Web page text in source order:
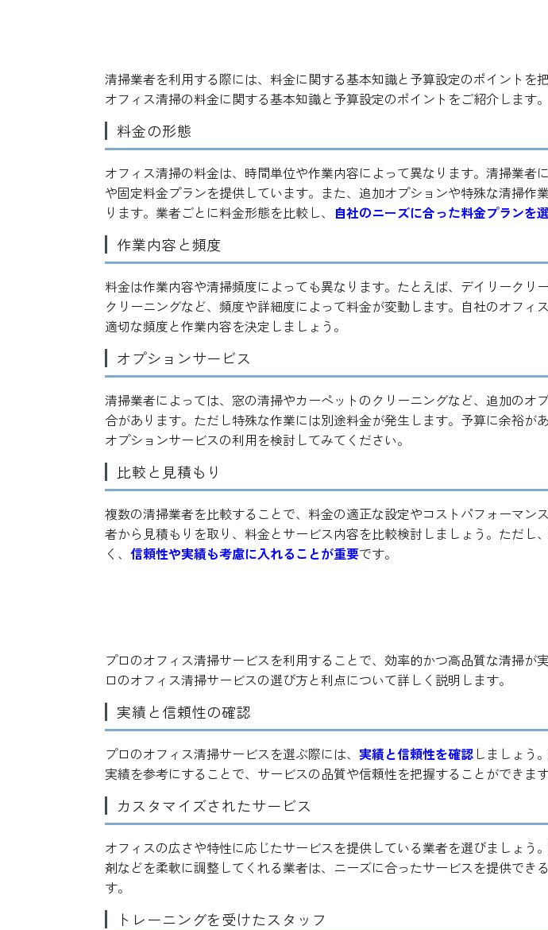
清掃業者を利用する際には、料金に関する基本知識と予算設定のポイントを
オフィス清掃の料金に関する基本知識と予算設定のポイントをご紹介します。
料金の形態
オフィス清掃の料金は、時間単位や作業内容によって異なります。清掃業者
や固定料金プランを提供しています。また、追加オプションや特殊な清掃作
ります。業者ごとに料金形態を比較し、
自社のニーズに合った料金プランを
作業内容と頻度
料金は作業内容や清掃頻度によっても異なります。たとえば、デイリークリ
クリーニングなど、頻度や詳細度によって料金が変動します。自社のオフィ
適切な頻度と作業内容を決定しましょう。
オプションサービス
清掃業者によっては、窓の清掃やカーペットのクリーニングなど、追加のオ
合があります。ただし特殊な作業には別途料金が発生します。予算に余裕が
オプションサービスの利用を検討してみてください。
比較と見積もり
複数の清掃業者を比較することで、料金の適正な設定やコストパフォーマン
者から見積もりを取り、料金とサービス内容を比較検討しましょう。ただし
く、 信頼性や実績も考慮に入れることが重要です。
プロのオフィス清掃サービスを利用することで、効率的かつ高品質な清掃が
ロのオフィス清掃サービスの選び方と利点について詳しく説明します。
実績と信頼性の確認
プロのオフィス清掃サービスを選ぶ際には、 実績と信頼性を確認 しましょう
実績を参考にすることで、サービスの品質や信頼性を把握することができます
カスタマイズされたサービス
オフィスの広さや特性に応じたサービスを提供している業者を選びましょう
剤などを柔軟に調整してくれる業者は、ニーズに合ったサービスを提供でき
す。
トレーニングを受けたスタッフ